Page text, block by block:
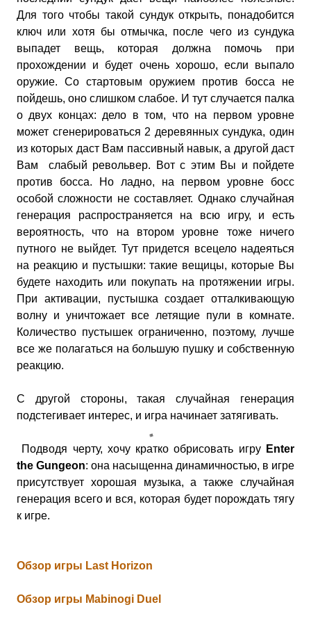
Для того чтобы такой сундук открыть, понадобится
ключ или хотя бы отмычка, после чего из сундука
выпадет вещь, которая должна помочь при
прохождении и будет очень хорошо, если выпало
оружие. Со стартовым оружием против босса не
пойдешь, оно слишком слабое. И тут случается палка
о двух концах: дело в том, что на первом уровне
может сгенерироваться 2 деревянных сундука, один
из которых даст Вам пассивный навык, а другой даст
Вам слабый револьвер. Вот с этим Вы и пойдете
против босса. Но ладно, на первом уровне босс
особой сложности не составляет. Однако случайная
генерация распространяется на всю игру, и есть
вероятность, что на втором уровне тоже ничего
путного не выйдет. Тут придется всецело надеяться
на реакцию и пустышки: такие вещицы, которые Вы
будете находить или покупать на протяжении игры.
При активации, пустышка создает отталкивающую
волну и уничтожает все летящие пули в комнате.
Количество пустышек ограниченно, поэтому, лучше
все же полагаться на большую пушку и собственную
реакцию.
С другой стороны, такая случайная генерация
подстегивает интерес, и игра начинает затягивать.
Подводя черту, хочу кратко обрисовать игру Enter
the Gungeon: она насыщенна динамичностью, в игре
присутствует хорошая музыка, а также случайная
генерация всего и вся, которая будет порождать тягу
к игре.
Обзор игры Last Horizon
Обзор игры Mabinogi Duel